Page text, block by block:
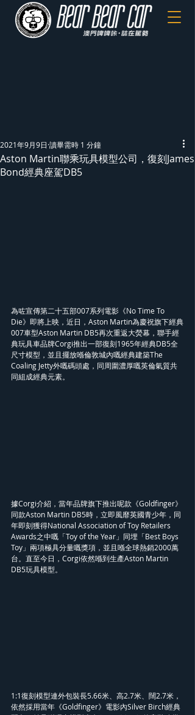
Aston Martin聯乘玩具模型公司，復刻James
Bond經典座駕DB5
2021年9月9日 讀畢需時 1 分鐘
為咗宣傳第二十五部007系列電影《No Time To
Die》即將上映，近日，Aston Martin為慶祝旗下經典
007車型Aston Martin DB5再次重返大熒幕，聯手經
典玩具車品牌Corgi推出一部復刻1965年經典DB5全
尺寸模型，並且擺放喺倫敦城內嘅經典建築The
Coaling Jetty外嘅碼頭處，同周圍濃厚嘅英倫氣質共
同組成經典元素。
據Corgi介紹，當年品牌旗下推出呢款《Goldfinger》
同款Aston Martin DB5時，立即風靡英國青少年，同
年即刻獲得National Association of Toy Retailers
Awards之中嘅「Toy of the Year」同埋「Best Boys
Toy」兩項極具分量嘅獎項，並且喺全球熱銷2000萬
台。直至今日，Corgi依然喺到生產Aston Martin
DB5玩具模型。
1:1復刻模型連外包裝長5.66米、高2.7米、闊2.7米，
依然採用當年《Goldfinger》電影內Silver Birch經典